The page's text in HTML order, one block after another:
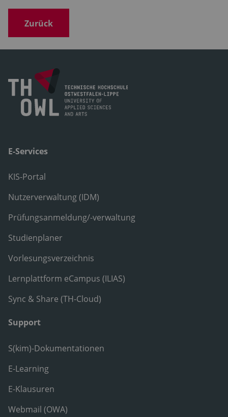
Zurück
E-Services
KIS-Portal
Nutzerverwaltung (IDM)
Prüfungsanmeldung/-verwaltung
Studienplaner
Vorlesungsverzeichnis
Lernplattform eCampus (ILIAS)
Sync & Share (TH-Cloud)
Support
S(kim)-Dokumentationen
E-Learning
E-Klausuren
Webmail (OWA)